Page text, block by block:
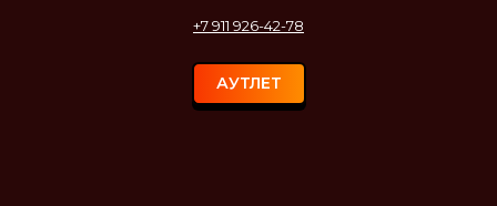
+7 911 926-42-78
АУТЛЕТ